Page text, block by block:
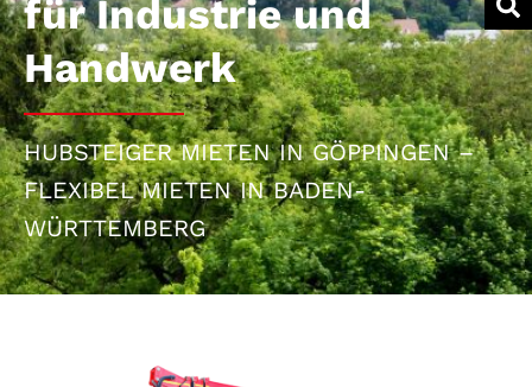
für Industrie und
Handwerk
HUBSTEIGER MIETEN IN GÖPPINGEN –
FLEXIBEL MIETEN IN BADEN-
WÜRTTEMBERG